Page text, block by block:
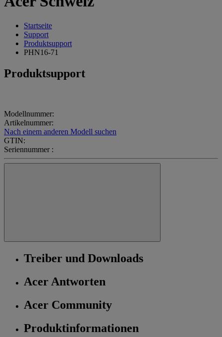
Startseite
Support
Produktsupport
PHN16-71
Produktsupport
Modellnummer:
Artikelnummer:
Nach einem anderen Modell suchen
GTIN:
Seriennummer :
Treiber und Downloads
Acer Antworten
Acer Community
Produktinformationen